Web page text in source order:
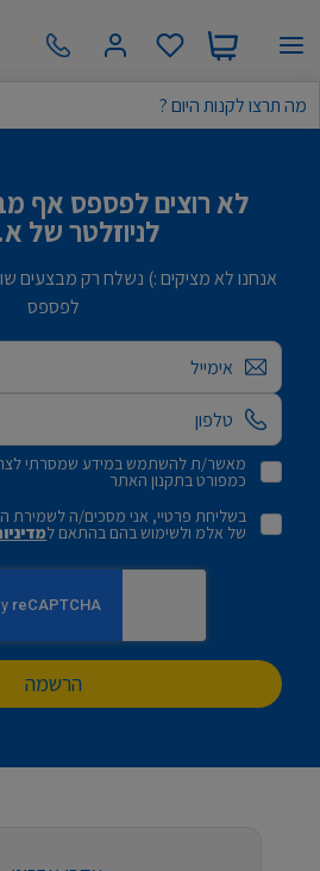
לא רוצים לפספס אף
לניוזלטר של
אנחנו לא מציקים :) נשלח רק מבצעים
לפספס
אימייל
מאשר/ת להשתמש במידע שמסרתי
כמפורט בתקנון האתר
בשליחת פרטיי, אני מסכים/ה לשמירת
של אלמ ולשימוש בהם בהתאם ל
הרשמה